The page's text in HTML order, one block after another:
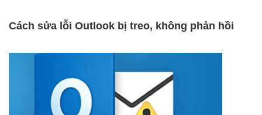
Cách sửa lỗi Outlook bị treo, không phản hồi